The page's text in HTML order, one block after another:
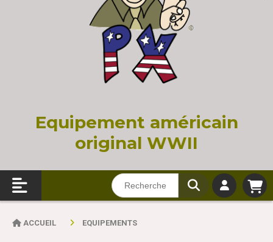
Equipement américain
original WWII
ACCUEIL EQUIPEMENTS